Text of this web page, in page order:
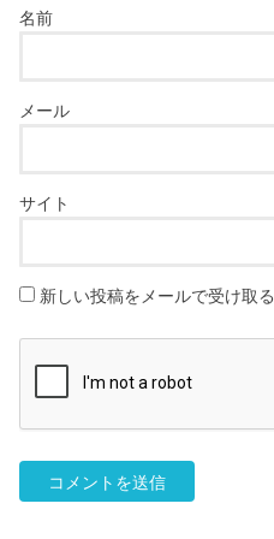
名前
メール
サイト
新しい投稿をメールで受け取る